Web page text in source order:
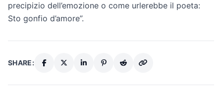
precipizio dell’emozione o come urlerebbe il poeta:
Sto gonfio d’amore”.
SHARE: